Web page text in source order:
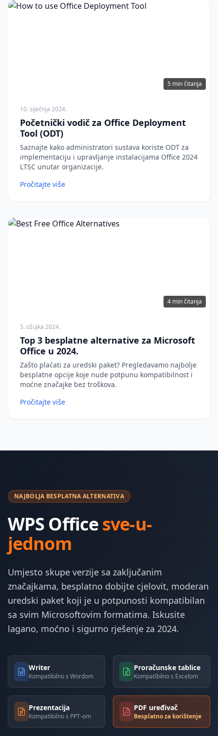
5 min čitanja
10. siječnja 2024.
Početnički vodič za Office Deployment
Tool (ODT)
Saznajte kako administratori sustava koriste ODT za
implementaciju i upravljanje instalacijama Office 2024
LTSC unutar organizacije.
Pročitajte više
4 min čitanja
5. ožujka 2024.
Top 3 besplatne alternative za Microsoft
Office u 2024.
Zašto plaćati za uredski paket? Pregledavamo najbolje
besplatne opcije koje nude potpunu kompatibilnost i
moćne značajke bez troškova.
Pročitajte više
NAJBOLJA BESPLATNA ALTERNATIVA
WPS Officesve-u-
jednom
Umjesto skupe verzije sa zaključanim
značajkama, besplatno dobijte cjelovit, moderan
uredski paket koji je u potpunosti kompatibilan
sa svim Microsoftovim formatima. Iskusite
lagano, moćno i sigurno rješenje za 2024.
Writer
Kompatibilno s Wordom
Proračunske tablice
Kompatibilno s Excelom
Prezentacija
Kompatibilno s PPT-om
PDF uređivač
Besplatno za korištenje